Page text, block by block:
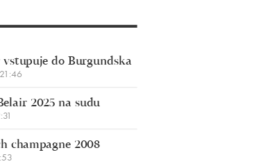
vstupuje do Burgundska
2025 na sudu
champagne 2008